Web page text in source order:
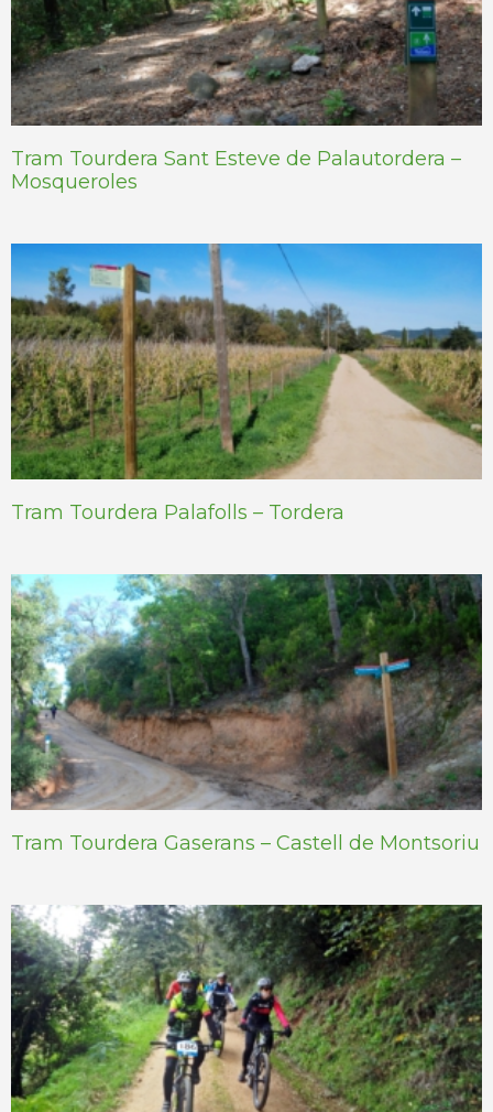
Tram Tourdera Sant Esteve de Palautordera –
Mosqueroles
Tram Tourdera Palafolls – Tordera
Tram Tourdera Gaserans – Castell de Montsoriu